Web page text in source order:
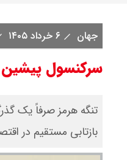
جهان ۶ خرداد ۱۴۰۵
سرکنسول پیشین
تنگه هرمز صرفاً یک
بازتابی مستقیم در